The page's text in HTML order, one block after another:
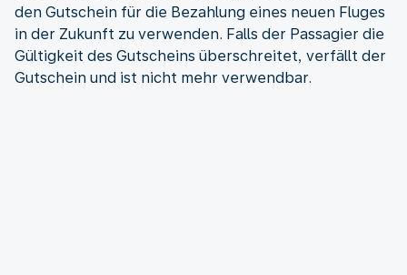
den Gutschein für die Bezahlung eines neuen Fluges
in der Zukunft zu verwenden. Falls der Passagier die
Gültigkeit des Gutscheins überschreitet, verfällt der
Gutschein und ist nicht mehr verwendbar.